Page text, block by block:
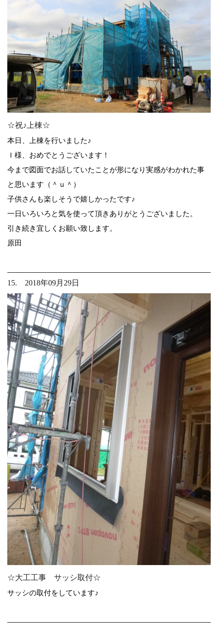
☆祝♪上棟☆
本日、上棟を行いました♪
Ｉ様、おめでとうございます！
今まで図面でお話していたことが形になり実感がわかれた事
と思います（＾ｕ＾）
子供さんも楽しそうで嬉しかったです♪
一日いろいろと気を使って頂きありがとうございました。
引き続き宜しくお願い致します。
原田
15. 2018年09月29日
☆大工工事 サッシ取付☆
サッシの取付をしています♪